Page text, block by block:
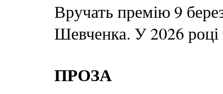
Вручать премію 9
Шевченка. У 2026 році
ПРОЗА